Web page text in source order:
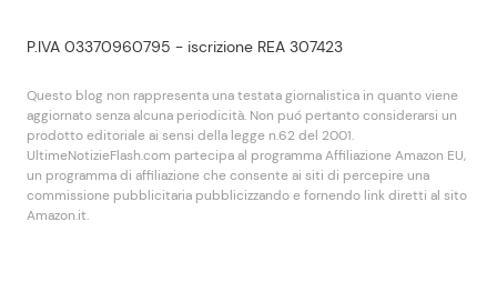
P.IVA 03370960795 - iscrizione REA 307423
Questo blog non rappresenta una testata giornalistica in quanto viene
aggiornato senza alcuna periodicità. Non puó pertanto considerarsi un
prodotto editoriale ai sensi della legge n.62 del 2001.
UltimeNotizieFlash.com partecipa al programma Affiliazione Amazon EU,
un programma di affiliazione che consente ai siti di percepire una
commissione pubblicitaria pubblicizzando e fornendo link diretti al sito
Amazon.it.